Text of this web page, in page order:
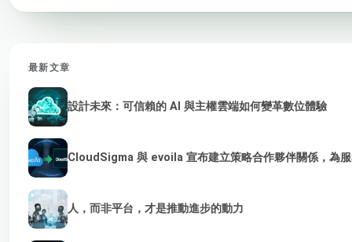
最新文章
設計未來：可信賴的 AI 與主權雲端如何變革數位體驗
CloudSigma 與 evoila 宣布建立策略合作夥伴關係，為
人，而非平台，才是推動進步的動力